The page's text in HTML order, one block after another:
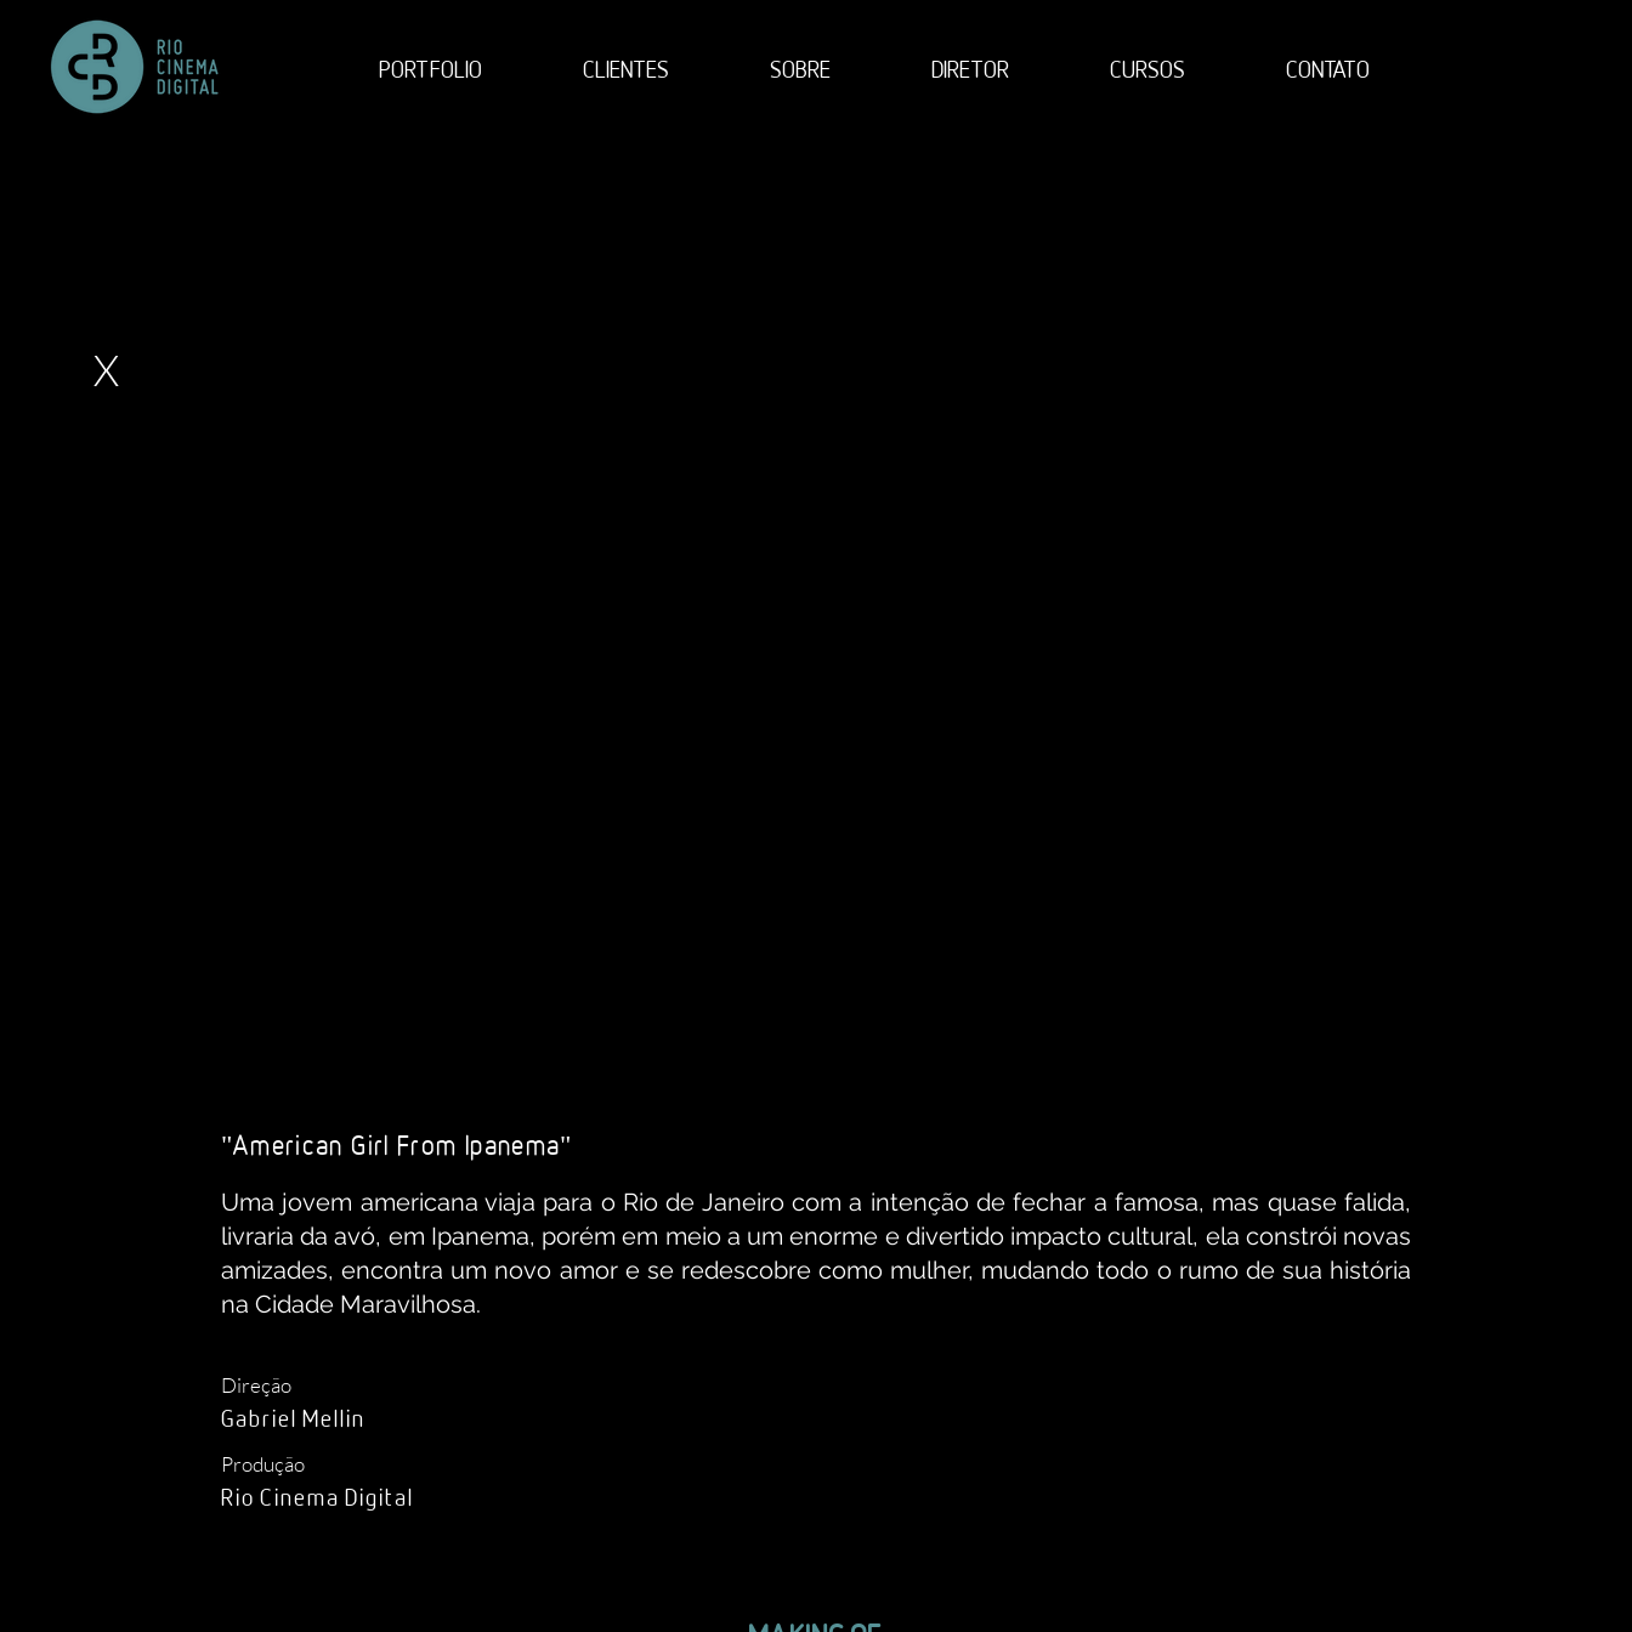
PORTFOLIO CLIENTES SOBRE DIRETOR CURSOS CONTATO
"American Girl From Ipanema"
Direção
Gabriel Mellin
Produção
Rio Cinema Digital
Uma jovem americana viaja para o Rio de Janeiro com a intenção de fechar a famosa, mas quase falida,
livraria da avó, em Ipanema, porém em meio a um enorme e divertido impacto cultural, ela constrói novas
amizades, encontra um novo amor e se redescobre como mulher, mudando todo o rumo de sua história
na Cidade Maravilhosa.
X